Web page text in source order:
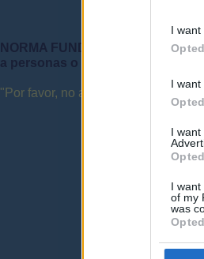
I want
I want
I
I
of my
was
NORMA FUNDAMENTAL DEL
a personas o instituciones ni que
"Por favor, no abuse de las